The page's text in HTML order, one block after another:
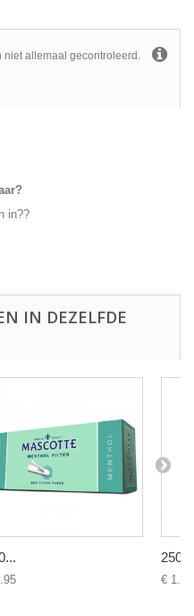
niet allemaal gecontroleerd.
in??
IN DEZELFDE
250...
€ 1.39